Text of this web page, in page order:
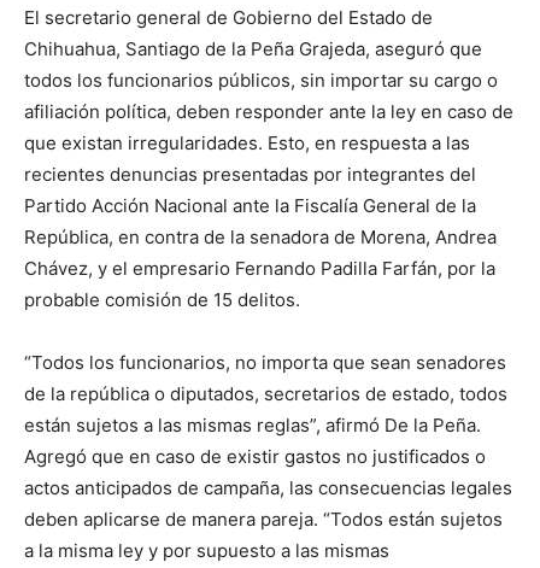
El secretario general de Gobierno del Estado de
Chihuahua, Santiago de la Peña Grajeda, aseguró que
todos los funcionarios públicos, sin importar su cargo o
afiliación política, deben responder ante la ley en caso de
que existan irregularidades. Esto, en respuesta a las
recientes denuncias presentadas por integrantes del
Partido Acción Nacional ante la Fiscalía General de la
República, en contra de la senadora de Morena, Andrea
Chávez, y el empresario Fernando Padilla Farfán, por la
probable comisión de 15 delitos.
“Todos los funcionarios, no importa que sean senadores
de la república o diputados, secretarios de estado, todos
están sujetos a las mismas reglas”, afirmó De la Peña.
Agregó que en caso de existir gastos no justificados o
actos anticipados de campaña, las consecuencias legales
deben aplicarse de manera pareja. “Todos están sujetos
a la misma ley y por supuesto a las mismas